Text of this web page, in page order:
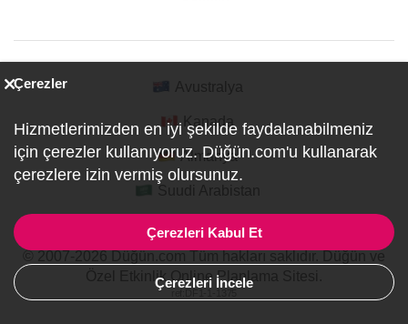
Kanada
Almanya
Özel Etkinlik Online Planlama Sitesi.
Çerezler
Hizmetlerimizden en iyi şekilde faydalanabilmeniz
için çerezler kullanıyoruz. Düğün.com'u kullanarak
çerezlere izin vermiş olursunuz.
Çerezleri Kabul Et
Çerezleri İncele